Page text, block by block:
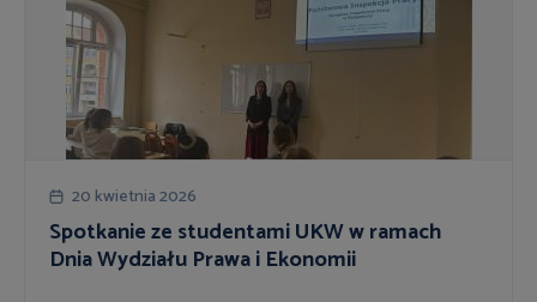
20 kwietnia 2026
Spotkanie ze studentami UKW w ramach
Dnia Wydziału Prawa i Ekonomii